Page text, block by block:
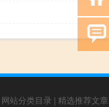
网站分类目录 | 精选推荐文章